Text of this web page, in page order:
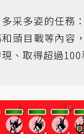
采多姿的任務
頭目戰等內容
、取得超過100